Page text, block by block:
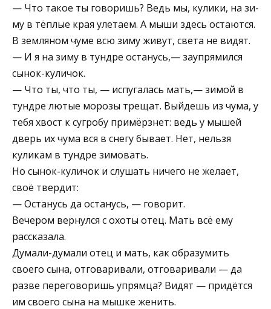
— Что такое ты говоришь? Ведь мы, кулики, на зи­
му в тёплые края улетаем. А мыши здесь остаются.
В земляном чуме всю зиму живут, света не видят.
— И я на зиму в тундре останусь,— заупрямился
сы­нок-куличок.
— Что ты, что ты, — испугалась мать,— зимой в
тунд­ре лютые морозы трещат. Выйдешь из чума, у
тебя хвост к сугробу примёрзнет: ведь у мышей
дверь их чума вся в снегу бывает. Нет, нельзя
куликам в тундре зимо­вать.
Но сынок-куличок и слушать ничего не желает,
своё твердит:
— Останусь да останусь, — говорит.
Вечером вернулся с охоты отец. Мать всё ему
расска­зала.
Думали-думали отец и мать, как образумить
своего сына, отговаривали, отговаривали — да
разве перегово­ришь упрямца? Видят — придётся
им своего сына на мышке женить.